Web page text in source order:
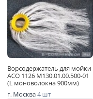
Ворсодержатель для мойки
АСО 1126 М130.01.00.500-01
(L моноволокна 900мм)
г. Москва4 шт